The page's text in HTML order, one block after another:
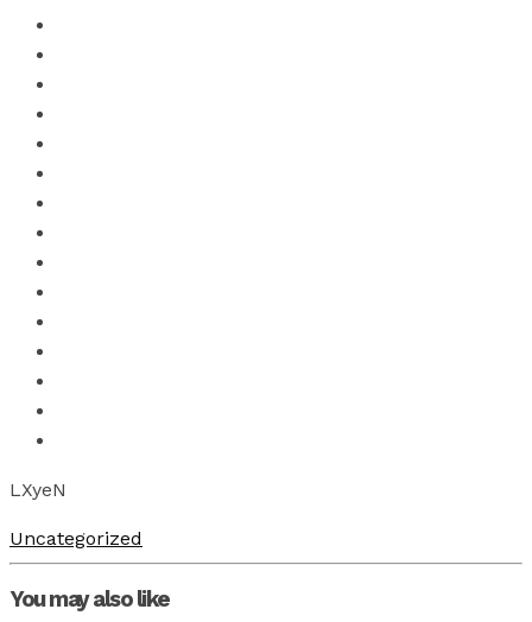
LXyeN
Uncategorized
You may also like